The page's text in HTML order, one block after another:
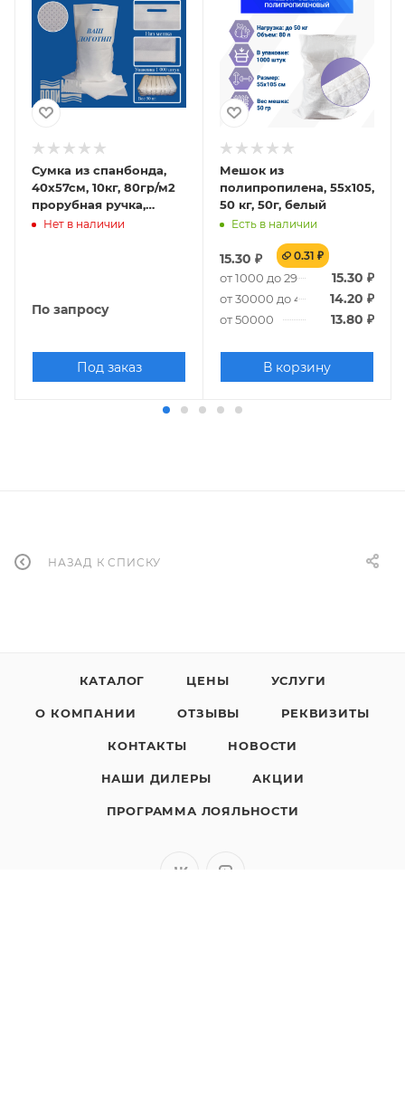
Сумка из спанбонда,
40х57см, 10кг, 80гр/м2
прорубная ручка,
флексопечать
Нет в наличии
По запросу
Под заказ
Мешок из
полипропилена, 55x105,
50 кг, 50г, белый
Есть в наличии
15.30 ₽ 0.31 ₽
от 1000 до 29000 15.30 ₽
от 30000 до 4900014.20 ₽
от 50000 13.80 ₽
В корзину
НАЗАД К СПИСКУ
КАТАЛОГ ЦЕНЫ УСЛУГИ
О КОМПАНИИ ОТЗЫВЫ РЕКВИЗИТЫ
КОНТАКТЫ НОВОСТИ
НАШИ ДИЛЕРЫ АКЦИИ
ПРОГРАММА ЛОЯЛЬНОСТИ